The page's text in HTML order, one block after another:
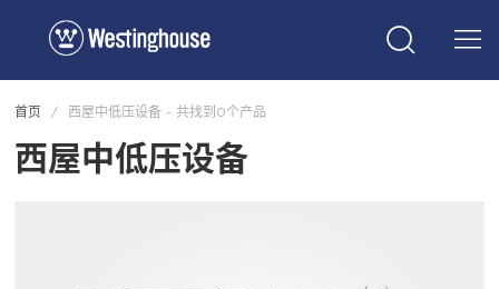
首页 / 西屋中低压设备 -共找到0个产品
西屋中低压设备